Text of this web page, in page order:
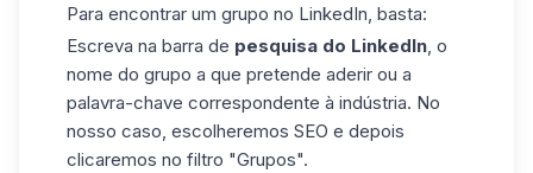
Para encontrar um grupo no LinkedIn, basta:
Escreva na barra de pesquisa do LinkedIn, o
nome do grupo a que pretende aderir ou a
palavra-chave correspondente à indústria. No
nosso caso, escolheremos SEO e depois
clicaremos no filtro "Grupos".